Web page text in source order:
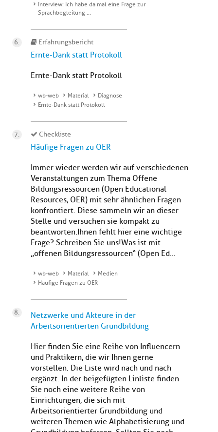
Interview: Ich habe da mal eine Frage zur
Sprachbegleitung ...
Erfahrungsbericht
Ernte-Dank statt Protokoll
Ernte-Dank statt Protokoll
wb-web Material
Diagnose
Ernte-Dank statt Protokoll
Checkliste
Häufige Fragen zu OER
Immer wieder werden wir auf verschiedenen
Veranstaltungen zum Thema Offene
Bildungsressourcen (Open Educational
Resources, OER) mit sehr ähnlichen Fragen
konfrontiert. Diese sammeln wir an dieser
Stelle und versuchen sie kompakt zu
beantworten.Ihnen fehlt hier eine wichtige
Frage? Schreiben Sie uns!Was ist mit
„offenen Bildungsressourcen“ (Open Ed...
wb-web Material
Medien
Häufige Fragen zu OER
Netzwerke und Akteure in der
Arbeitsorientierten Grundbildung
Hier finden Sie eine Reihe von Influencern
und Praktikern, die wir Ihnen gerne
vorstellen. Die Liste wird nach und nach
ergänzt. In der beigefügten Linliste finden
Sie noch eine weitere Reihe von
Einrichtungen, die sich mit
Arbeitsorientierter Grundbildung und
weiteren Themen wie Alphabetisierung und